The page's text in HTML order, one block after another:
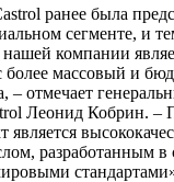
ранее была
сегменте, и
компании
более массовый и
– отмечает
Леонид Кобрин. –
является
разработанным в